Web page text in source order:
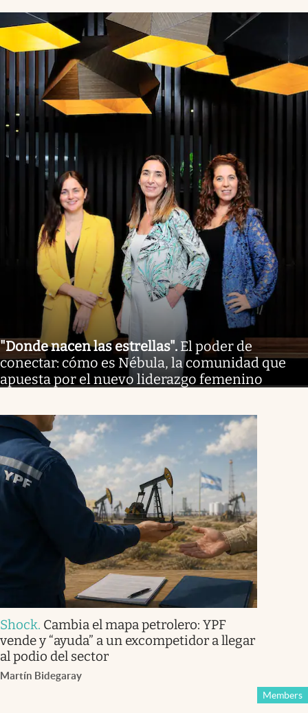
"Donde nacen las estrellas". El poder de
conectar: cómo es Nébula, la comunidad que
apuesta por el nuevo liderazgo femenino
Shock. Cambia el mapa petrolero: YPF
vende y “ayuda” a un excompetidor a llegar
al podio del sector
Martín Bidegaray
Members